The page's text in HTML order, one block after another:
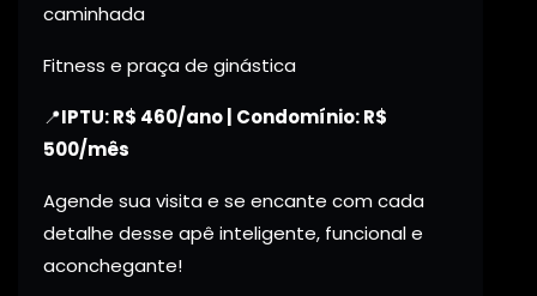
caminhada
Fitness e praça de ginástica
📍IPTU: R$ 460/ano | Condomínio: R$
500/mês
Agende sua visita e se encante com cada
detalhe desse apê inteligente, funcional e
aconchegante!